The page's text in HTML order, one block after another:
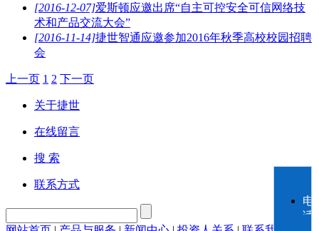
[2016-12-07]爱斯顿应邀出席“自主可控安全可信网络技
术和产品交流大会”
[2016-11-14]捷世智通应邀参加2016年秋季高校校园招聘
会
上一页 1 2 下一页
关于捷世
在线留言
搜 索
联系方式
电
话